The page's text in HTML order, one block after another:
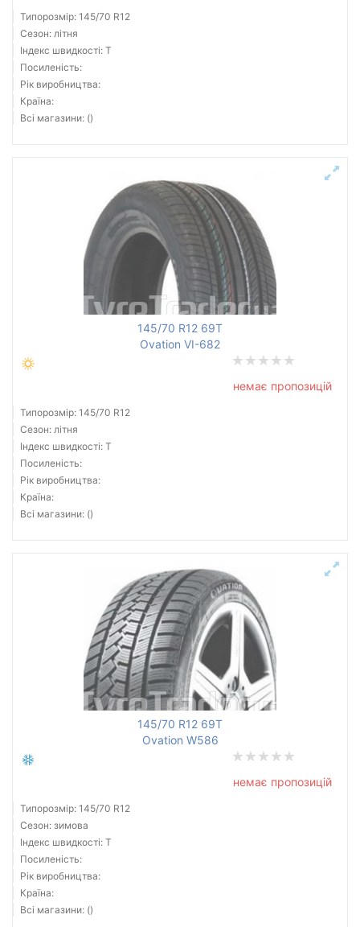
Типорозмір: 145/70 R12
Сезон: літня
Індекс швидкості: T
Посиленість:
Рік виробництва:
Країна:
Всі магазини: ()
145/70 R12 69T
Ovation VI-682
немає пропозицій
Типорозмір: 145/70 R12
Сезон: літня
Індекс швидкості: T
Посиленість:
Рік виробництва:
Країна:
Всі магазини: ()
145/70 R12 69T
Ovation W586
немає пропозицій
Типорозмір: 145/70 R12
Сезон: зимова
Індекс швидкості: T
Посиленість:
Рік виробництва:
Країна:
Всі магазини: ()